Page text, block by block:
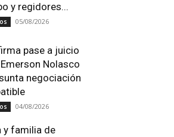
y regidores...
05/08/2026
pase a juicio
Nolasco
negociación
04/08/2026
y familia de